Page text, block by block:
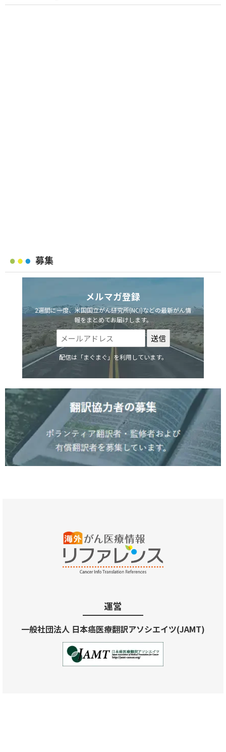
募集
メルマガ登録
2週間に一度、米国国立がん研究所(NCI)などの最新がん情
報をまとめてお届けします。
配信は「まぐまぐ」を利用しています。
運営
一般社団法人 日本癌医療翻訳アソシエイツ(JAMT)